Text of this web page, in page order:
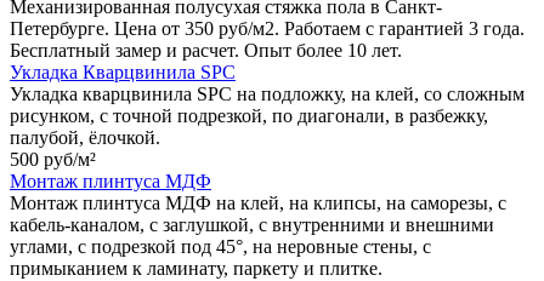
Механизированная полусухая стяжка пола в Санкт-
Петербурге. Цена от 350 руб/м2. Работаем с гарантией 3 года.
Бесплатный замер и расчет. Опыт более 10 лет.
Укладка Кварцвинила SPC
Укладка кварцвинила SPC на подложку, на клей, со сложным
рисунком, с точной подрезкой, по диагонали, в разбежку,
палубой, ёлочкой.
500 руб/м²
Монтаж плинтуса МДФ
Монтаж плинтуса МДФ на клей, на клипсы, на саморезы, с
кабель-каналом, с заглушкой, с внутренними и внешними
углами, с подрезкой под 45°, на неровные стены, с
примыканием к ламинату, паркету и плитке.